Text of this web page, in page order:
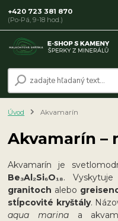
+420 723 381 870
(Po-Pá, 9-18 hod.)
Úvod Akvamarín
Akvamarín –
Akvamarín je
Be₃Al₂Si₆O₁₈.
granitoch alebo
stĺpcovité kryštály.
aqua marinaa